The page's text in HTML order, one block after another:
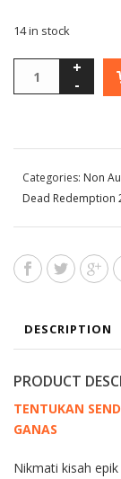
14 in stock
Categories: Non
Dead Redemption
DESCRIPTION
PRODUCT
TENTUKAN
GANAS
Nikmati kisah